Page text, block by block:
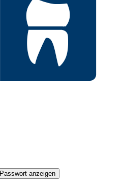
Passwort anzeigen